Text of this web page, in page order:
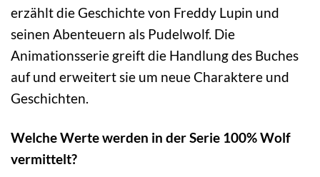
erzählt die Geschichte von Freddy Lupin und
seinen Abenteuern als Pudelwolf. Die
Animationsserie greift die Handlung des Buches
auf und erweitert sie um neue Charaktere und
Geschichten.
Welche Werte werden in der Serie 100% Wolf
vermittelt?